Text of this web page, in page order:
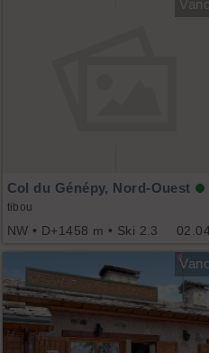
Col du Génépy, Nord-Ouest
tibou
NW • D+1458 m • Ski 2.3